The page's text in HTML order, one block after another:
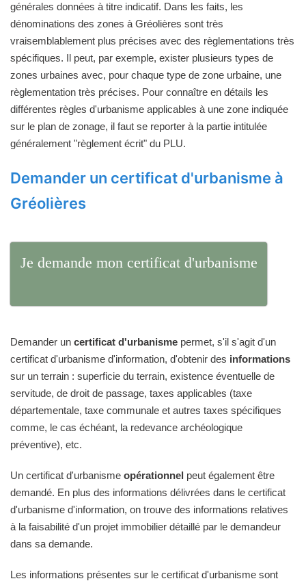
générales données à titre indicatif. Dans les faits, les
dénominations des zones à Gréolières sont très
vraisemblablement plus précises avec des règlementations très
spécifiques. Il peut, par exemple, exister plusieurs types de
zones urbaines avec, pour chaque type de zone urbaine, une
règlementation très précises. Pour connaître en détails les
différentes règles d'urbanisme applicables à une zone indiquée
sur le plan de zonage, il faut se reporter à la partie intitulée
généralement "règlement écrit" du PLU.
Demander un certificat d'urbanisme à
Gréolières
Je demande mon certificat d'urbanisme
Demander un certificat d'urbanisme permet, s'il s'agit d'un
certificat d'urbanisme d'information, d'obtenir des informations
sur un terrain : superficie du terrain, existence éventuelle de
servitude, de droit de passage, taxes applicables (taxe
départementale, taxe communale et autres taxes spécifiques
comme, le cas échéant, la redevance archéologique
préventive), etc.
Un certificat d'urbanisme opérationnel peut également être
demandé. En plus des informations délivrées dans le certificat
d'urbanisme d'information, on trouve des informations relatives
à la faisabilité d'un projet immobilier détaillé par le demandeur
dans sa demande.
Les informations présentes sur le certificat d'urbanisme sont